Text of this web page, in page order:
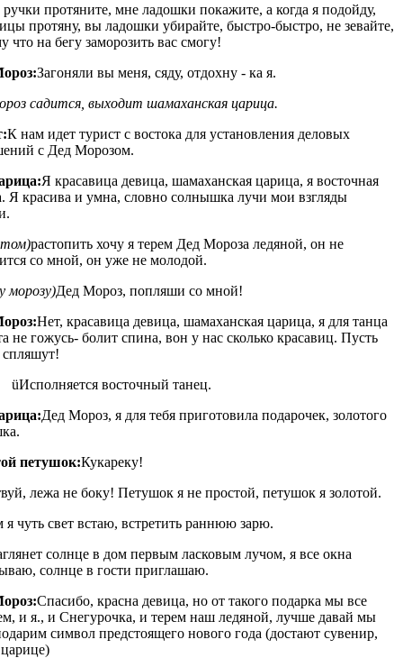
протяните, мне ладошки покажите, а когда я подойду,
протяну, вы ладошки убирайте, быстро-быстро, не зевайте,
что на бегу заморозить вас смогу!
Загоняли вы меня, сяду, отдохну - ка я.
садится, выходит шамаханская царица.
К нам идет турист с востока для установления деловых
с Дед Морозом.
Я красавица девица, шамаханская царица, я восточная
Я красива и умна, словно солнышка лучи мои взгляды
растопить хочу я терем Дед Мороза ледяной, он не
со мной, он уже не молодой.
морозу)Дед Мороз, попляши со мной!
Нет, красавица девица, шамаханская царица, я для танца
не гожусь- болит спина, вон у нас сколько красавиц. Пусть
üИсполняется восточный танец.
Дед Мороз, я для тебя приготовила подарочек, золотого
петушок:Кукареку!
лежа не боку! Петушок я не простой, петушок я золотой.
я чуть свет встаю, встретить раннюю зарю.
солнце в дом первым ласковым лучом, я все окна
солнце в гости приглашаю.
Спасибо, красна девица, но от такого подарка мы все
и я., и Снегурочка, и терем наш ледяной, лучше давай мы
символ предстоящего нового года (достают сувенир,